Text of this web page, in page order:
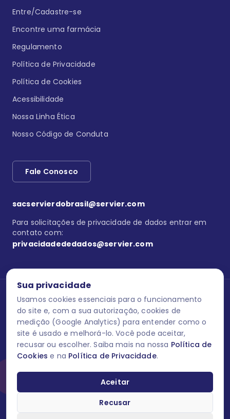
Sua privacidade
Usamos cookies essenciais para o funcionamento
do site e, com a sua autorização, cookies de
medição (Google Analytics) para entender como o
site é usado e melhorá-lo. Você pode aceitar,
recusar ou escolher. Saiba mais na nossa Política de
Cookies e na Política de Privacidade.
Aceitar
Recusar
Entre/Cadastre-se
Encontre uma farmácia
Regulamento
Política de Privacidade
Política de Cookies
Acessibilidade
Nossa Linha Ética
Nosso Código de Conduta
Fale Conosco
sacservierdobrasil@servier.com
Para solicitações de privacidade de dados entrar em
contato com:
privacidadededados@servier.com
Se estiver no programa semprecuidando, comunique aquiuma
reação adversa com os produtos Servier. Este site contém
informações para o público leigo e para os profissionais de saúde
do Brasil habilitados a prescrever medicamentos. M-AS ONE-BR-
202606-00013 / Agosto 2026.
O laboratório Servier do Brasil respeita os seus dados! Caso deseje
dados pessoais você pode fazê-lo a qualquer momento entrando
em contato através do site www.semprecuidando.com.br na opção
fale conosco.